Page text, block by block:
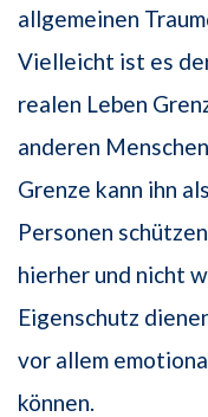
allgemeinen
Vielleicht ist es
realen Leben
anderen
Grenze kann ihn
Personen
hierher und nicht
Eigenschutz
vor allem
können.